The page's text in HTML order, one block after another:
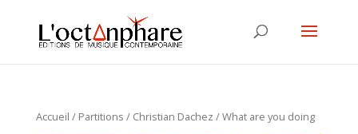
Accueil / Partitions / Christian Dachez / What are you doing